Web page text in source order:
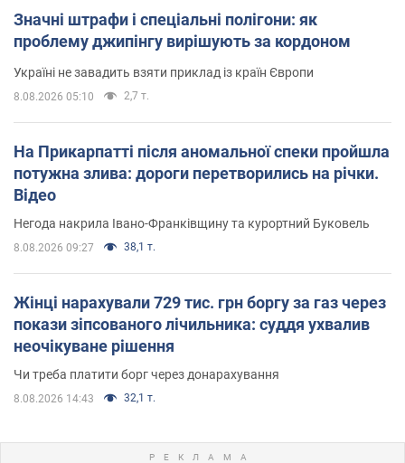
Значні штрафи і спеціальні полігони: як
проблему джипінгу вирішують за кордоном
Україні не завадить взяти приклад із країн Європи
8.08.2026 05:10 2,7 т.
На Прикарпатті після аномальної спеки пройшла
потужна злива: дороги перетворились на річки.
Відео
Негода накрила Івано-Франківщину та курортний Буковель
8.08.2026 09:27 38,1 т.
Жінці нарахували 729 тис. грн боргу за газ через
покази зіпсованого лічильника: суддя ухвалив
неочікуване рішення
Чи треба платити борг через донарахування
8.08.2026 14:43 32,1 т.